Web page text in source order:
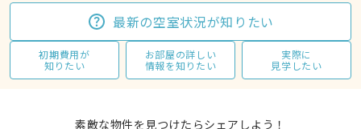
最新の空室状況が知りたい
初期費用が
知りたい
お部屋の詳しい
情報を知りたい
実際に
見学したい
素敵な物件を見つけたらシェアしよう！